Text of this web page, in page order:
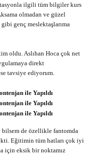
ilgili tüm bilgiler kurs
olmadan ve güzel
genç meslektaşlarıma
oldu. Aslıhan Hoca çok net
direkt
tavsiye ediyorum.
bilsem de özellikle fantomda
Eğitimin tüm hatları çok iyi
için eksik bir noktamız